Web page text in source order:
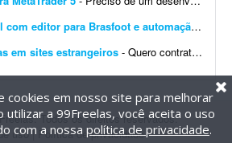
Simulador de futebol com editor para Brasfoot e automação-
em sites estrangeiros - Quero contratar um serviço para realizar um projeto de automação para buscas automáticas em sites estrangeiros. Preferência por implementação em Pyth...
Todos os direitos reservados.
uso| Política de privacidade
cookies em nosso site para melhorar
utilizar a 99Freelas, você aceita o uso
com a nossa política de privacidade.